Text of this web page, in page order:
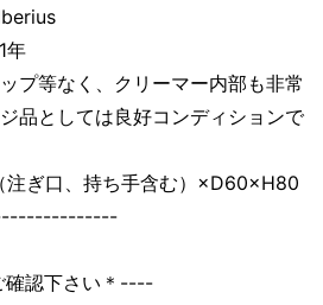
なく、クリーマー内部も非常
品としては良好コンディションで
ぎ口、持ち手含む）×D60×H80
確認下さい＊----